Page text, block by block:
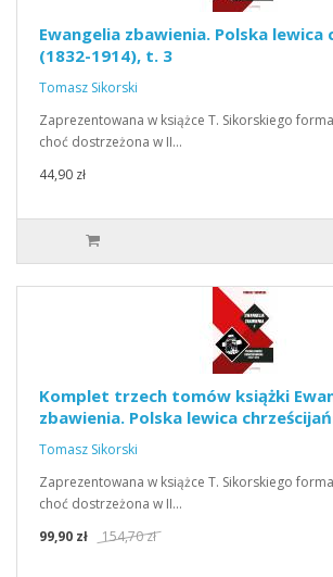
Ewangelia zbawienia. Polska lewica
(1832-1914), t. 3
Tomasz Sikorski
Zaprezentowana w książce T. Sikorskiego
choć dostrzeżona w II…
44,90 zł
Komplet trzech tomów książki
zbawienia. Polska lewica
Tomasz Sikorski
Zaprezentowana w książce T. Sikorskiego
choć dostrzeżona w II…
99,90 zł
154,70 zł